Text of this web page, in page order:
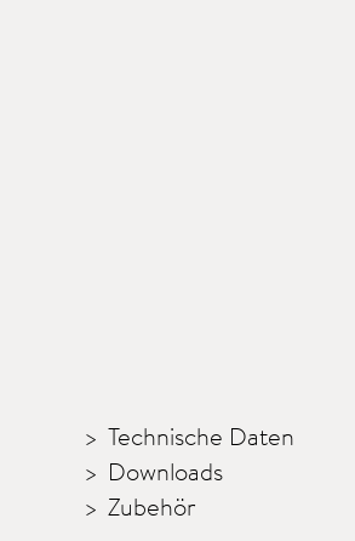
Technische Daten
Downloads
Zubehör